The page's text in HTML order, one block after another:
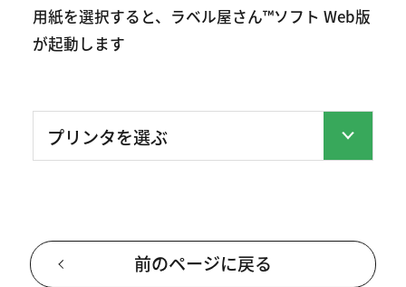
用紙を選択すると、ラベル屋さん™ソフト Web版
が起動します
前のページに戻る